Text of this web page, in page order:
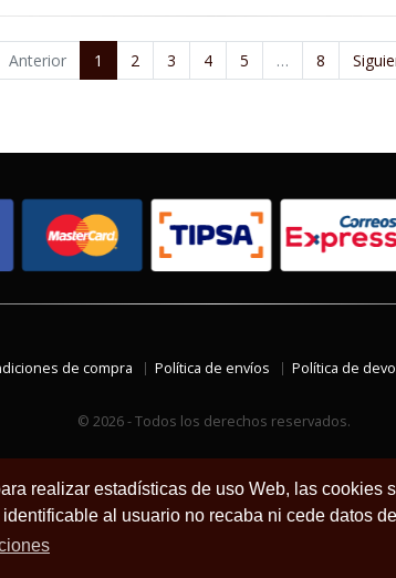
realizar estadísticas de uso Web, las cookies
al usuario no recaba ni cede datos
Anterior 1 2 3 4 5 … 8
de compra Política de envíos Política de
© 2026 - Todos los derechos reservados.